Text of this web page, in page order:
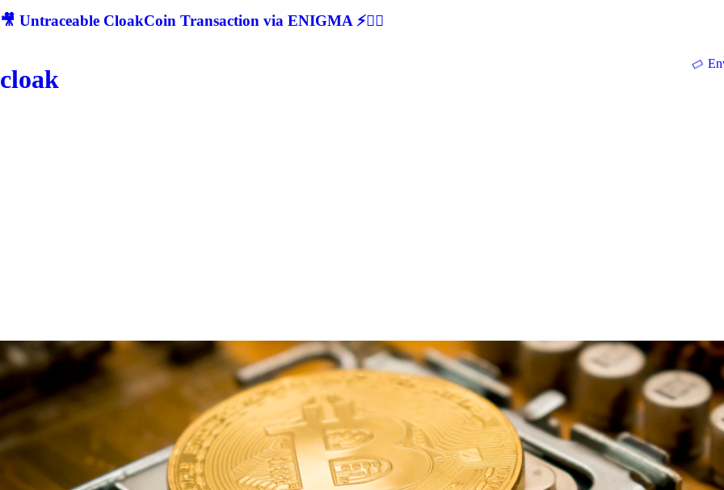
🎥 Untraceable CloakCoin Transaction via ENIGMA ⚡🕵‍♂
cloak